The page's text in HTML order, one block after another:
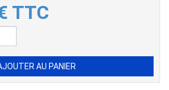
TTC